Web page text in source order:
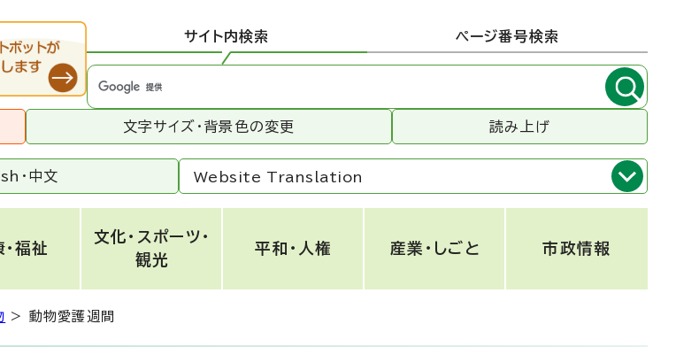
サイト内検索 ページ番号検索
文字サイズ・背景色の変更 読み上げ
・ 中文 Website Translation
福祉
文化・スポーツ・
観光
平和・人権 産業・しごと 市政情報
> 動物愛護週間